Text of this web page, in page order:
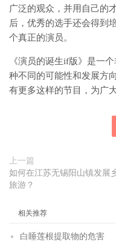
广泛的观众，并用自己的
后，优秀的选手还会得到
个真正的演员。
《演员的诞生if版》是一
种不同的可能性和发展方
有更多这样的节目，为广
上一篇
如何在江苏无锡阳山镇发展
旅游？
相关推荐
白睡莲根提取物的危害